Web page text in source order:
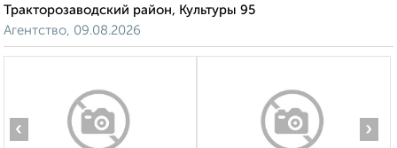
Тракторозаводский район, Культуры 95
Агентство, 09.08.2026
‹ ›